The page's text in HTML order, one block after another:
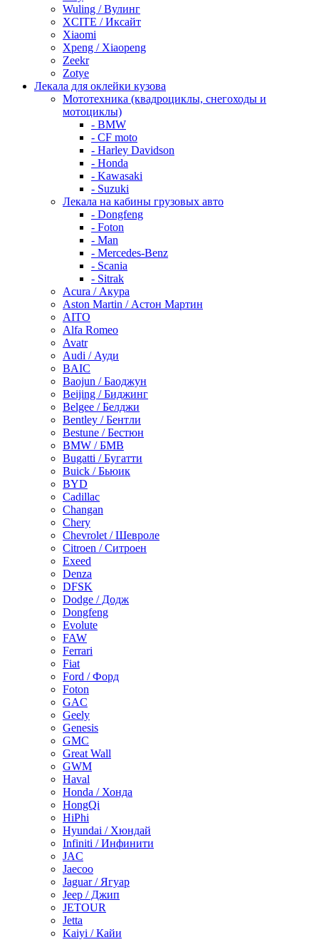
Wuling / Вулинг
XCITE / Иксайт
Xiaomi
Xpeng / Xiaopeng
Zeekr
Zotye
Лекала для оклейки кузова
Мототехника (квадроциклы, снегоходы и
мотоциклы)
- BMW
- CF moto
- Harley Davidson
- Honda
- Kawasaki
- Suzuki
Лекала на кабины грузовых авто
- Dongfeng
- Foton
- Man
- Mercedes-Benz
- Scania
- Sitrak
Acura / Акура
Aston Martin / Астон Мартин
AITO
Alfa Romeo
Avatr
Audi / Ауди
BAIC
Baojun / Баоджун
Beijing / Биджинг
Belgee / Белджи
Bentley / Бентли
Bestune / Бестюн
BMW / БМВ
Bugatti / Бугатти
Buick / Бьюик
BYD
Cadillac
Changan
Chery
Chevrolet / Шевроле
Citroen / Ситроен
Exeed
Denza
DFSK
Dodge / Додж
Dongfeng
Evolute
FAW
Ferrari
Fiat
Ford / Форд
Foton
GAC
Geely
Genesis
GMC
Great Wall
GWM
Haval
Honda / Хонда
HongQi
HiPhi
Hyundai / Хюндай
Infiniti / Инфинити
JAC
Jaecoo
Jaguar / Ягуар
Jeep / Джип
JETOUR
Jetta
Kaiyi / Кайи